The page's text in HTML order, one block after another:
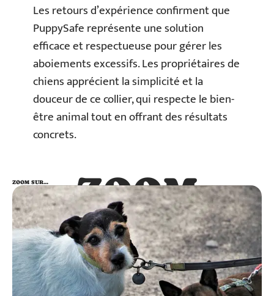
Les retours d’expérience confirment que
PuppySafe représente une solution
efficace et respectueuse pour gérer les
aboiements excessifs. Les propriétaires de
chiens apprécient la simplicité et la
douceur de ce collier, qui respecte le bien-
être animal tout en offrant des résultats
concrets.
ZOOM
SUR…
ZOOM SUR…